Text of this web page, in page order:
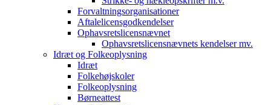
Forvaltningsorganisationer
Aftalelicensgodkendelser
Ophavsretslicensnævnet
Ophavsretslicensnævnets kendelser mv.
Idræt og Folkeoplysning
Idræt
Folkehøjskoler
Folkeoplysning
Børneattest